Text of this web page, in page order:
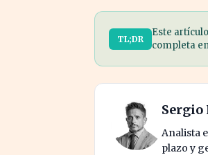
TL;DR
Este
completa
Sergio
Analista
plazo y